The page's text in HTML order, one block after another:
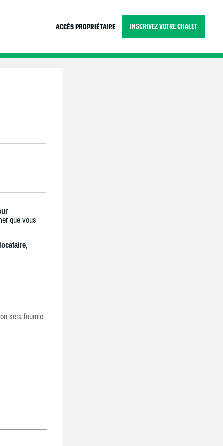
ACCÈS PROPRIÉTAIRE INSCRIVEZ VOTRE CHALET
que vous
,
sera fournie